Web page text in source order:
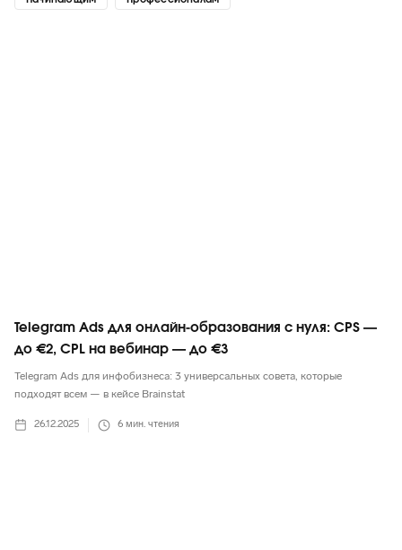
Telegram Ads для онлайн-образования c нуля: CPS —
до €2, CPL на вебинар — до €3
Telegram Ads для инфобизнеса: 3 универсальных совета, которые
подходят всем — в кейсе Brainstat
26.12.2025 6 мин. чтения